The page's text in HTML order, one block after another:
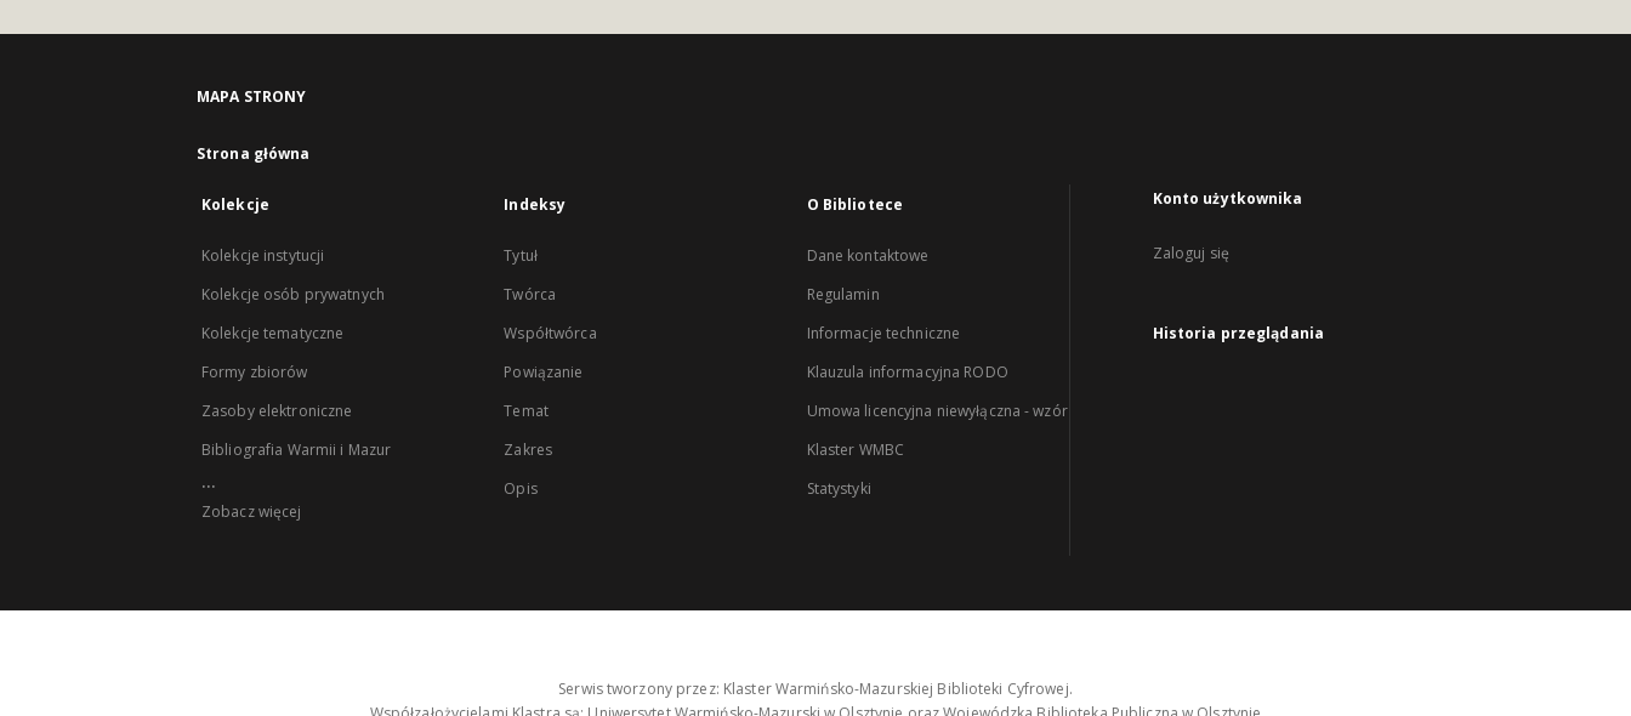
MAPA STRONY
Strona główna
Kolekcje
Kolekcje instytucji
Kolekcje osób prywatnych
Kolekcje tematyczne
Formy zbiorów
Zasoby elektroniczne
Bibliografia Warmii i Mazur
...
Zobacz więcej
Indeksy
Tytuł
Twórca
Współtwórca
Powiązanie
Temat
Zakres
Opis
O Bibliotece
Dane kontaktowe
Regulamin
Informacje techniczne
Klauzula informacyjna RODO
Umowa licencyjna niewyłączna - wzór
Klaster WMBC
Statystyki
Konto użytkownika
Zaloguj się
Historia przeglądania
Serwis tworzony przez: Klaster Warmińsko-Mazurskiej Biblioteki Cyfrowej.